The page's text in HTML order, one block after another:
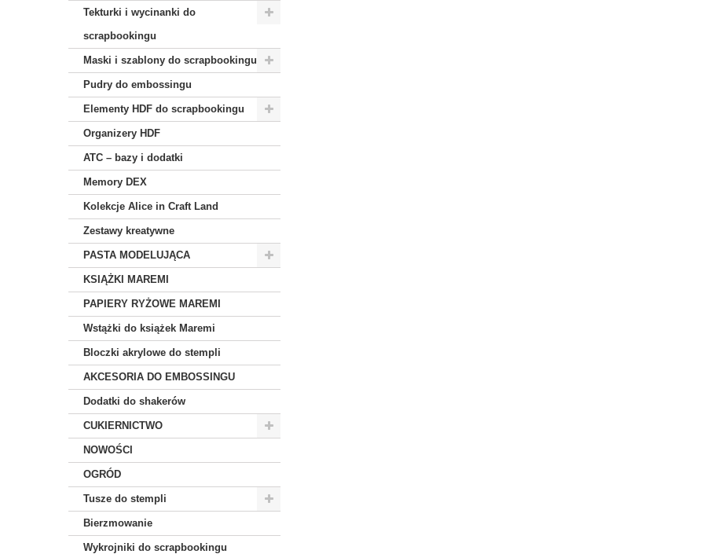
Tekturki i wycinanki do
scrapbookingu
Maski i szablony do scrapbookingu
Pudry do embossingu
Elementy HDF do scrapbookingu
Organizery HDF
ATC – bazy i dodatki
Memory DEX
Kolekcje Alice in Craft Land
Zestawy kreatywne
PASTA MODELUJĄCA
KSIĄŻKI MAREMI
PAPIERY RYŻOWE MAREMI
Wstążki do książek Maremi
Bloczki akrylowe do stempli
AKCESORIA DO EMBOSSINGU
Dodatki do shakerów
CUKIERNICTWO
NOWOŚCI
OGRÓD
Tusze do stempli
Bierzmowanie
Wykrojniki do scrapbookingu